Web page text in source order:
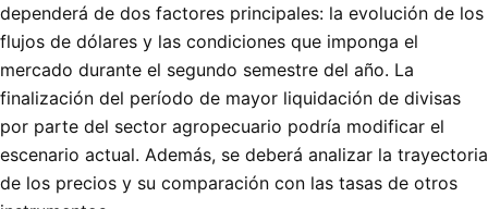
dependerá de dos factores principales: la evolución de los
flujos de dólares y las condiciones que imponga el
mercado durante el segundo semestre del año. La
finalización del período de mayor liquidación de divisas
por parte del sector agropecuario podría modificar el
escenario actual. Además, se deberá analizar la trayectoria
de los precios y su comparación con las tasas de otros